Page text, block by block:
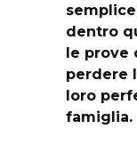
dentro
le prove
perdere
loro
famiglia.